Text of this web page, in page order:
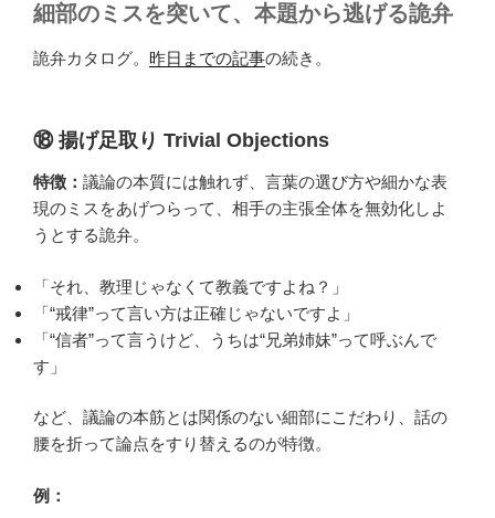
細部のミスを突いて、本題から逃げる詭弁
詭弁カタログ。 昨日までの記事の続き。
⑱ 揚げ足取り Trivial Objections
特徴： 議論の本質には触れず、言葉の選び方や細かな表
現のミスをあげつらって、相手の主張全体を無効化しよ
うとする詭弁。
「それ、教理じゃなくて教義ですよね？」
「“戒律”って言い方は正確じゃないですよ」
「“信者”って言うけど、うちは“兄弟姉妹”って呼ぶんで
す」
など、議論の本筋とは関係のない細部にこだわり、話の
腰を折って論点をすり替えるのが特徴。
例：